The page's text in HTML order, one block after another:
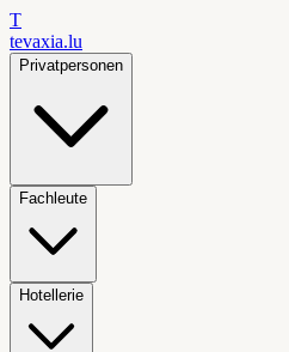
T
tevaxia.lu
Privatpersonen
Fachleute
Hotellerie